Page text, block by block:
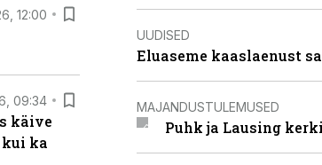
12:00
09:34
käive
ka
UUDISED
Eluaseme kaaslaenust
MAJANDUSTULEMUSED
Puhk ja Lausing